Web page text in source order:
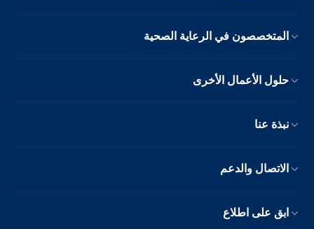
المتخصصون في الرعاية الصحية
حلول الأعمال الأخرى
نبذة عنا
الاتصال والدعم
ابق على اطلاع